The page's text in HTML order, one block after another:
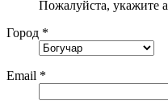
Пожалуйста, укажите
Город *
Email *